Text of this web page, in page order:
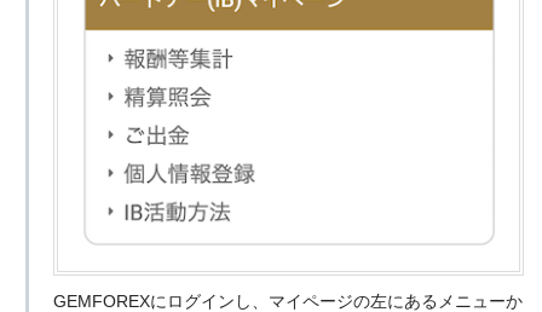
GEMFOREXにログインし、マイページの左にあるメニューか